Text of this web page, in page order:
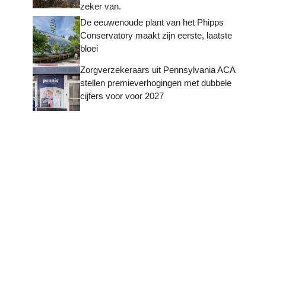
zeker van.
De eeuwenoude plant van het Phipps
Conservatory maakt zijn eerste, laatste
bloei
Zorgverzekeraars uit Pennsylvania ACA
stellen premieverhogingen met dubbele
cijfers voor voor 2027